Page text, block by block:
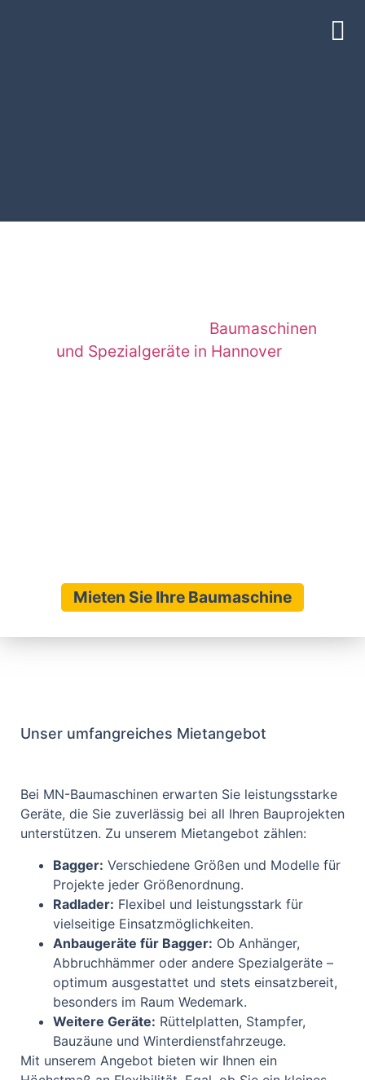
BAUMASCHINEN
Baumaschinen
und Spezialgeräte in Hannover
Mieten Sie Ihre Baumaschine
Unser umfangreiches Mietangebot
Bei MN-Baumaschinen erwarten Sie leistungsstarke
Geräte, die Sie zuverlässig bei all Ihren Bauprojekten
unterstützen. Zu unserem Mietangebot zählen:
Bagger: Verschiedene Größen und Modelle für
Projekte jeder Größenordnung.
Radlader: Flexibel und leistungsstark für
vielseitige Einsatzmöglichkeiten.
Anbaugeräte für Bagger: Ob Anhänger,
Abbruchhämmer oder andere Spezialgeräte –
optimum ausgestattet und stets einsatzbereit,
besonders im Raum Wedemark.
Weitere Geräte: Rüttelplatten, Stampfer,
Bauzäune und Winterdienstfahrzeuge.
Mit unserem Angebot bieten wir Ihnen ein